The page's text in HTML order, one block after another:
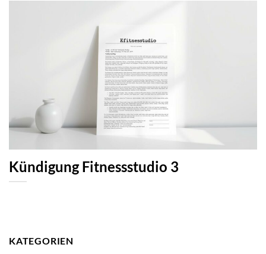
Kündigung Fitnessstudio 3
KATEGORIEN